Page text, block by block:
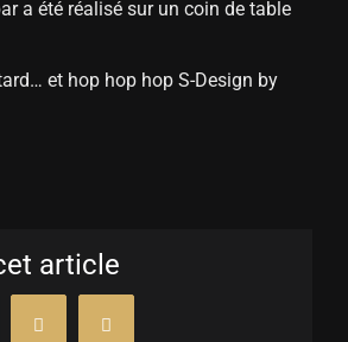
a été réalisé sur un coin de table
et hop hop hop S-Design by
article
Pinterest